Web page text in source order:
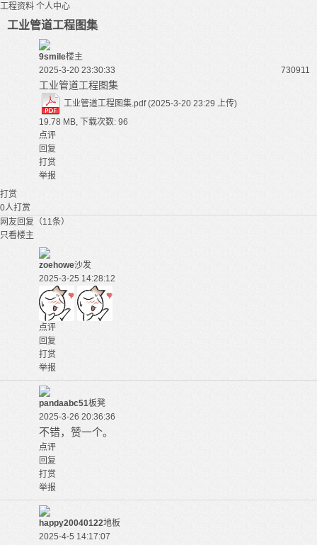
工程资料 个人中心
工业管道工程图集
9smile楼主
2025-3-20 23:30:33
730911
工业管道工程图集
工业管道工程图集.pdf (2025-3-20 23:29 上传)
19.78 MB, 下载次数: 96
点评
回复
打赏
举报
打赏
0人打赏
网友回复（11条）
只看楼主
zoehowe沙发
2025-3-25 14:28:12
点评
回复
打赏
举报
pandaabc51板凳
2025-3-26 20:36:36
不错，赞一个。
点评
回复
打赏
举报
happy20040122地板
2025-4-5 14:17:07